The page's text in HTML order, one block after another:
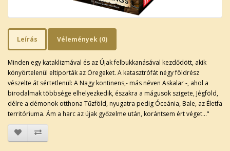
Leírás Vélemények (0)
Minden egy kataklizmával és az Újak felbukkanásával kezdődött, akik
könyörtelenül eltiporták az Öregeket. A katasztrófát négy földrész
vészelte át sértetlenül: A Nagy kontinens,- más néven Askalar -, ahol a
birodalmak többsége elhelyezkedik, északra a mágusok szigete, Jégföld,
délre a démonok otthona Tűzföld, nyugatra pedig Óceánia, Bale, az Életfa
territóriuma. Ám a harc az újak győzelme után, korántsem ért véget..."